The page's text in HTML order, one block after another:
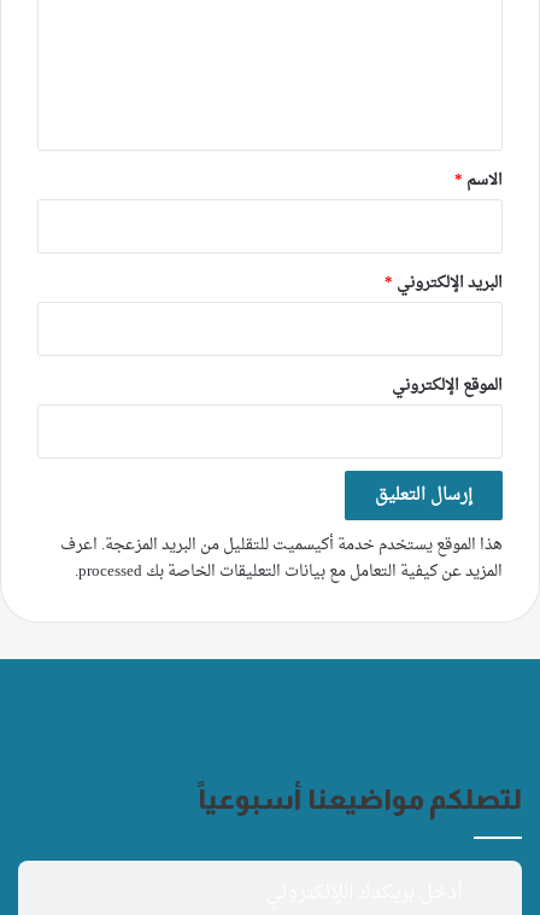
*
الاسم *
البريد الإلكتروني *
الموقع الإلكتروني
هذا الموقع يستخدم خدمة أكيسميت للتقليل من البريد المزعجة. اعرف
المزيد عن كيفية التعامل مع بيانات التعليقات الخاصة بك processed
.
لتصلكم مواضيعنا أسبوعياً